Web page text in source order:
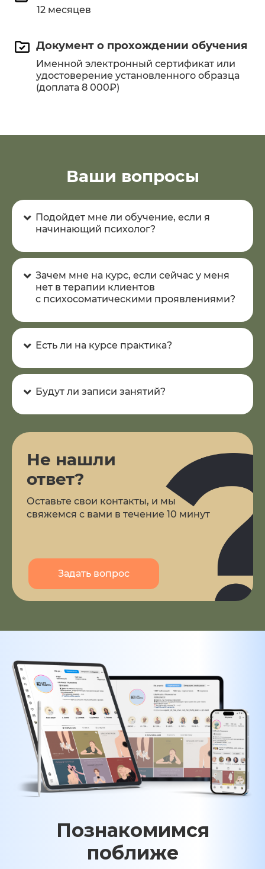
12 месяцев
Документ о прохождении обучения
Именной электронный сертификат или
удостоверение установленного образца
(доплата 8 000₽)
Ваши вопросы
Подойдет мне ли обучение, если я
начинающий психолог?
Зачем мне на курс, если сейчас у меня
нет в терапии клиентов
с психосоматическими проявлениями?
Есть ли на курсе практика?
Будут ли записи занятий?
Не нашли
ответ?
Оставьте свои контакты, и мы
свяжемся с вами в течение 10 минут
Задать вопрос
Познакомимся
поближе